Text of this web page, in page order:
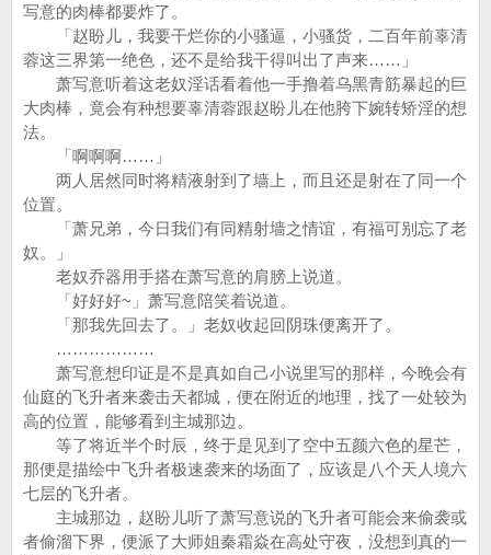
写意的肉棒都要炸了。
「赵盼儿，我要干烂你的小骚逼，小骚货，二百年前辜清
蓉这三界第一绝色，还不是给我干得叫出了声来……」
萧写意听着这老奴淫话看着他一手撸着乌黑青筋暴起的巨
大肉棒，竟会有种想要辜清蓉跟赵盼儿在他胯下婉转矫淫的想
法。
「啊啊啊……」
两人居然同时将精液射到了墙上，而且还是射在了同一个
位置。
「萧兄弟，今日我们有同精射墙之情谊，有福可别忘了老
奴。」
老奴乔器用手搭在萧写意的肩膀上说道。
「好好好~」萧写意陪笑着说道。
「那我先回去了。」老奴收起回阴珠便离开了。
………………
萧写意想印证是不是真如自己小说里写的那样，今晚会有
仙庭的飞升者来袭击天都城，便在附近的地理，找了一处较为
高的位置，能够看到主城那边。
等了将近半个时辰，终于是见到了空中五颜六色的星芒，
那便是描绘中飞升者极速袭来的场面了，应该是八个天人境六
七层的飞升者。
主城那边，赵盼儿听了萧写意说的飞升者可能会来偷袭或
者偷溜下界，便派了大师姐秦霜焱在高处守夜，没想到真的一